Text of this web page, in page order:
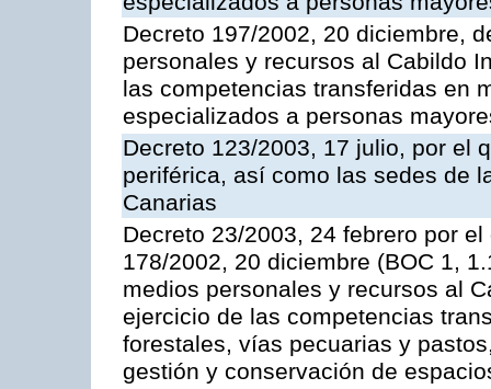
Decreto 197/2002, 20 diciembre,
personales y recursos al Cabildo
las competencias transferidas en
especializados a personas
Decreto 123/2003, 17 julio, por el
periférica, así como las sedes de
Canarias
Decreto 23/2003, 24 febrero por
178/2002, 20 diciembre (BOC 1,
medios personales y recursos al
ejercicio de las competencias
forestales, vías pecuarias y
gestión y conservación de